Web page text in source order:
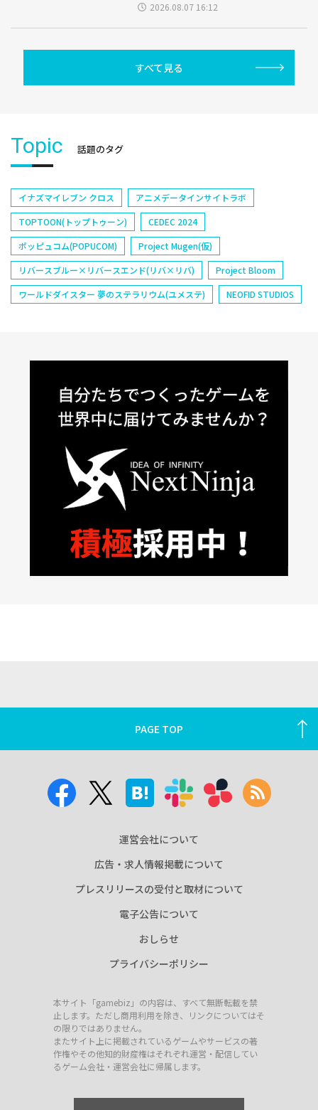
2026.08.07 16:12
すべて見る
Topic 話題のタグ
イナズマイレブン クロス
アニメデータインサイトラボ
TOPTOON(トップトゥーン)
CEDEC 2024
ポッピュコム(POPUCOM)
Project Mugen(仮)
リバースブルー×リバースエンド(リバ×リバ)
Project Bloom
ワールドダイスター 夢のステラリウム(ユメステ)
NEOFID STUDIOS
PAGE TOP
運営会社について
広告・求人情報掲載について
プレスリリースの受付と取材について
電子公告について
おしらせ
プライバシーポリシー
本サイト「gamebiz」の内容は、すべて無断転載を禁
止します。ただし商用利用を除き、リンクについてはそ
の限りではありません。
またサイト上に掲載されているゲームやサービスの著
作権やその他知的財産権はそれぞれ運営・配信してい
るゲーム会社・運営会社に帰属します。